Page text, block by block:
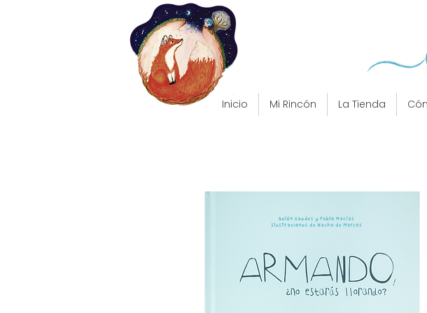
Inicio Mi Rincón La Tienda